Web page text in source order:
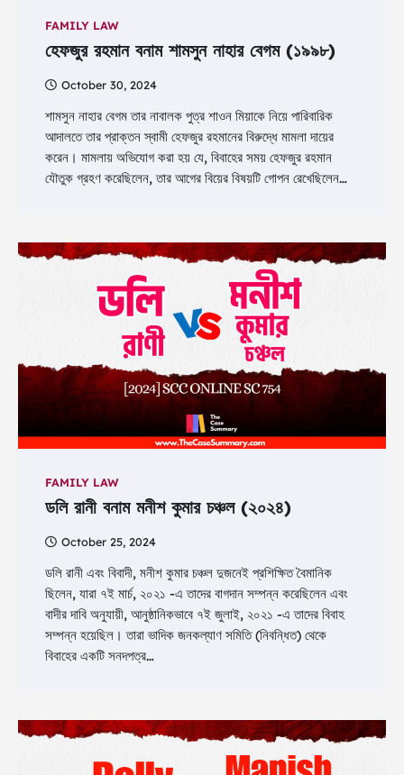
FAMILY LAW
হেফজুর রহমান বনাম শামসুন নাহার বেগম (১৯৯৮)
October 30, 2024
শামসুন নাহার বেগম তার নাবালক পুত্র শাওন মিয়াকে নিয়ে পারিবারিক
আদালতে তার প্রাক্তন স্বামী হেফজুর রহমানের বিরুদ্ধে মামলা দায়ের
করেন। মামলায় অভিযোগ করা হয় যে, বিবাহের সময় হেফজুর রহমান
যৌতুক গ্রহণ করেছিলেন, তার আগের বিয়ের বিষয়টি গোপন রেখেছিলেন…
FAMILY LAW
ডলি রানী বনাম মনীশ কুমার চঞ্চল (২০২৪)
October 25, 2024
ডলি রানী এবং বিবাদী, মনীশ কুমার চঞ্চল দুজনেই প্রশিক্ষিত বৈমানিক
ছিলেন, যারা ৭ই মার্চ, ২০২১ -এ তাদের বাগদান সম্পন্ন করেছিলেন এবং
বাদীর দাবি অনুযায়ী, আনুষ্ঠানিকভাবে ৭ই জুলাই, ২০২১ -এ তাদের বিবাহ
সম্পন্ন হয়েছিল। তারা ভাদিক জনকল্যাণ সমিতি (নিবন্ধিত) থেকে
বিবাহের একটি সনদপত্র…